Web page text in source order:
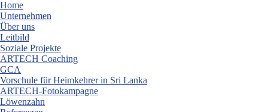
Skip
to
content
Home
Unternehmen
Über uns
Leitbild
Soziale Projekte
ARTECH Coaching
GCA
Vorschule für Heimkehrer in Sri Lanka
ARTECH-Fotokampagne
Löwenzahn